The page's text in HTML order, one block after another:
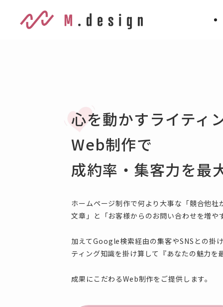
心を動かすライティ
Web制作で
成約率・集客力を最
ホームページ制作で何より大事な「競合他社
文章」と「お客様からのお問い合わせを増や
加えてGoogle検索経由の集客やSNSとの掛
ティング知識を掛け算して『あなたの魅力を
成果にこだわるWeb制作をご提供します。